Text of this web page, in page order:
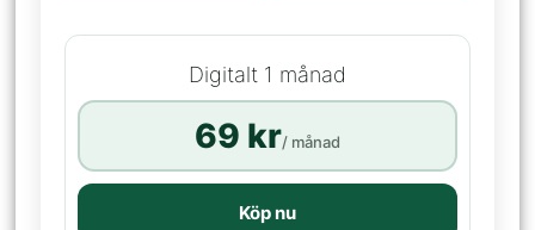
Digitalt 1 månad
69 kr/ månad
Köp nu